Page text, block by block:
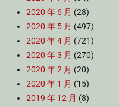
2020 年 6 月 (28)
2020 年 5 月 (497)
2020 年 4 月 (721)
2020 年 3 月 (270)
2020 年 2 月 (20)
2020 年 1 月 (15)
2019 年 12 月 (8)